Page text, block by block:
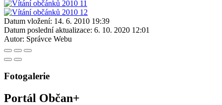
Datum vložení: 14. 6. 2010 19:39
Datum poslední aktualizace: 6. 10. 2020 12:01
Autor: Správce Webu
Fotogalerie
Portál Občan+